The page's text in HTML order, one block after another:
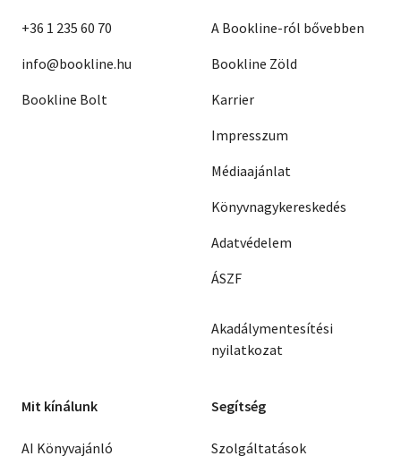
+36 1 235 60 70
info@bookline.hu
Bookline Bolt
A Bookline-ról bővebben
Bookline Zöld
Karrier
Impresszum
Médiaajánlat
Könyvnagykereskedés
Adatvédelem
ÁSZF
Akadálymentesítési
nyilatkozat
Mit kínálunk
AI Könyvajánló
Segítség
Szolgáltatások